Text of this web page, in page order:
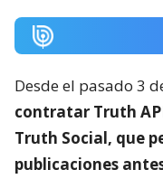
Desde el pasado 3
contratar Truth
Truth Social, que
publicaciones